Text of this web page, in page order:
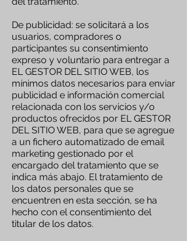
De publicidad: se solicitará a los
usuarios, compradores o
participantes su consentimiento
expreso y voluntario para entregar a
EL GESTOR DEL SITIO WEB, los
mínimos datos necesarios para enviar
publicidad e información comercial
relacionada con los servicios y/o
productos ofrecidos por EL GESTOR
DEL SITIO WEB, para que se agregue
a un fichero automatizado de email
marketing gestionado por el
encargado del tratamiento que se
indica más abajo. El tratamiento de
los datos personales que se
encuentren en esta sección, se ha
hecho con el consentimiento del
titular de los datos.